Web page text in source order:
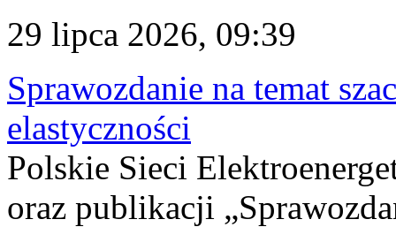
29 lipca 2026, 09:39
Sprawozdanie na temat
elastyczności
Polskie Sieci
oraz publikacji